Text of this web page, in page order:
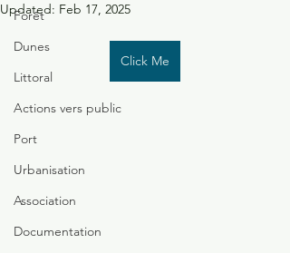
Forêt
Dunes
Littoral
Actions vers public
Port
Urbanisation
Association
Documentation
Updated: Feb 17, 2025
Click Me